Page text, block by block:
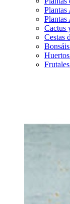
Plantas
Cactus
Cestas